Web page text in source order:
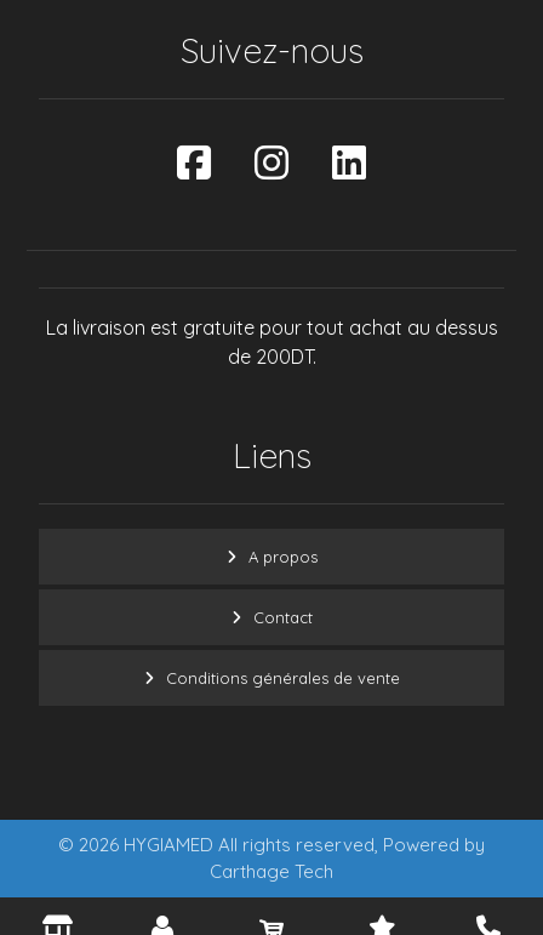
Suivez-nous
La livraison est gratuite pour tout achat au dessus
de 200DT.
Liens
A propos
Contact
Conditions générales de vente
© 2026 HYGIAMED All rights reserved, Powered by
Carthage Tech